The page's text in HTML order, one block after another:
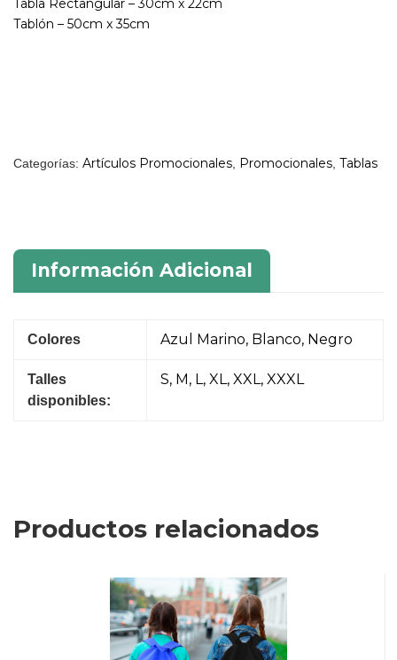
Tabla Rectangular – 30cm x 22cm
Tablón – 50cm x 35cm
Categorías: Artículos Promocionales, Promocionales, Tablas
Información Adicional
Colores Azul Marino, Blanco, Negro
Talles
disponibles:
S, M, L, XL, XXL, XXXL
Productos relacionados